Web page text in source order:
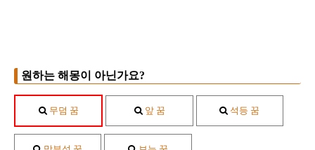
원하는 해몽이 아닌가요?
무덤 꿈 앞 꿈 석등 꿈